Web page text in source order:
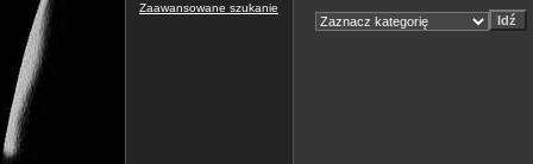
Zaawansowane szukanie